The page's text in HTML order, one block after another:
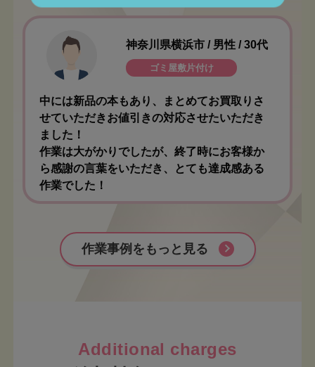
神奈川県横浜市 / 男性 / 30代
ゴミ屋敷片付け
中には新品の本もあり、まとめてお買取りさ
せていただきお値引きの対応させたいただき
ました！
作業は大がかりでしたが、終了時にお客様か
ら感謝の言葉をいただき、とても達成感ある
作業でした！
作業事例をもっと見る